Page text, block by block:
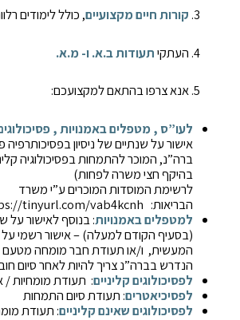
3. קורות חיים מקצועיים, כולל לימודים
4. העתקי תעודות ב.א. ו- מ.א.
5. אנא צרפו בהתאם למקצועכם:
לעו”ס , מטפלים באמנויות ,
אישור על שנתיים של ניסיון בפסיכותרפיה
ברה”נ, המוכר להתמחות בפסיכולוגיה
בהיקף חצי משרה לפחות)
לרשימת המוסדות המוכרים ע”י משרד
הבריאות: https://tinyurl.com/vab4kcnh
למטפלים באמנויות: בנוסף לאישור על
(בסעיף הקודם למעלה) – אישור רשמי
המעשית, ו/או תעודת חבר מומחה מטעם
הנדרש בברה”נ צריך להיות לאחר סיום
לפסיכולוגים קליניים: תעודת מומחיות /
לפסיכיאטרים: תעודת סיום התמחות
לפסיכולוגים שאינם קליניים: תעודת